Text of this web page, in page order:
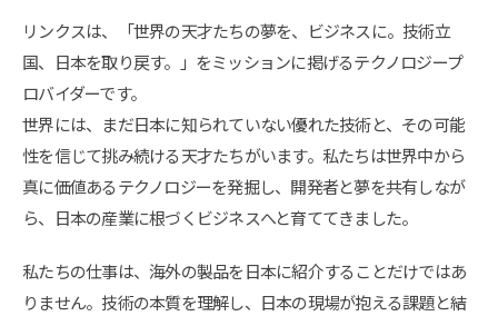
リンクスは、「世界の天才たちの夢を、ビジネスに。技術立
国、日本を取り戻す。」をミッションに掲げるテクノロジープ
ロバイダーです。
世界には、まだ日本に知られていない優れた技術と、その可能
性を信じて挑み続ける天才たちがいます。私たちは世界中から
真に価値あるテクノロジーを発掘し、開発者と夢を共有しなが
ら、日本の産業に根づくビジネスへと育ててきました。
私たちの仕事は、海外の製品を日本に紹介することだけではあ
りません。技術の本質を理解し、日本の現場が抱える課題と結